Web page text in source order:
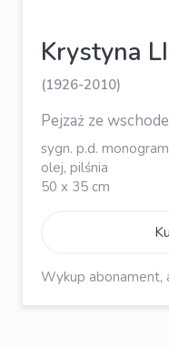
Krystyna
(1926-2010)
Pejzaż ze
sygn. p.d.
olej, pilśnia
50 x 35 cm
Wykup abonament,